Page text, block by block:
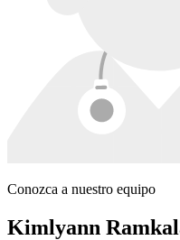
Conozca a nuestro equipo
Kimlyann